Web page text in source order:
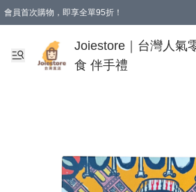
會員首次購物，即享全單95折！
購物滿 HKD 350.00即享免運費優惠！（適用於 本
Joiestore｜台灣人氣
食 伴手禮